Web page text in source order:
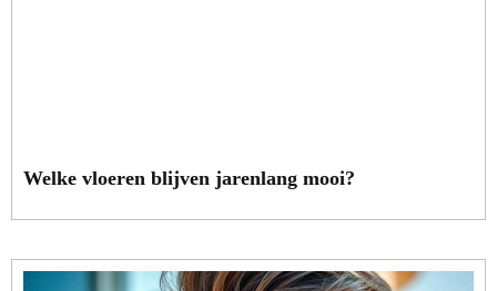
Welke vloeren blijven jarenlang mooi?